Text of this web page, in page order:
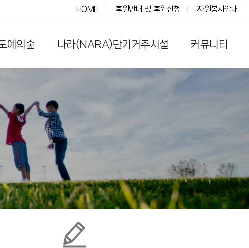
HOME 후원안내 및 후원신청 자원봉사안내
예의숲 나라(NARA)단기거주시설 커뮤니티